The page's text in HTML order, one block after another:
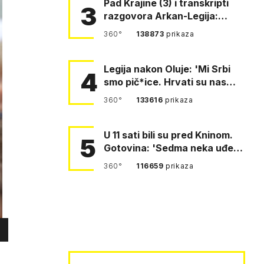
3
Pad Krajine (3) i transkripti
razgovora Arkan-Legija:
'Čujem, prelazite ustašam…
360° 138873prikaza
4 Legija nakon Oluje: 'Mi Srbi
smo pič*ice. Hrvati su nas
pomeli!'
360° 133616prikaza
5
U 11 sati bili su pred Kninom.
Gotovina: 'Sedma neka uđe,
4. gardijska neka g…
360° 116659prikaza